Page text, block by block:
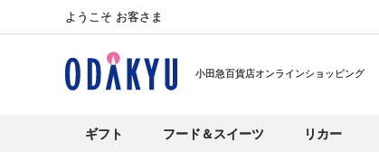
ようこそ お客さま
小田急百貨店オンラインショッピング
ギフト フード＆スイーツ リカー